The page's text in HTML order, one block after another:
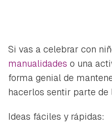
Si vas a celebrar con
manualidades o una
forma genial de
hacerlos sentir parte de
Ideas fáciles y rápidas: